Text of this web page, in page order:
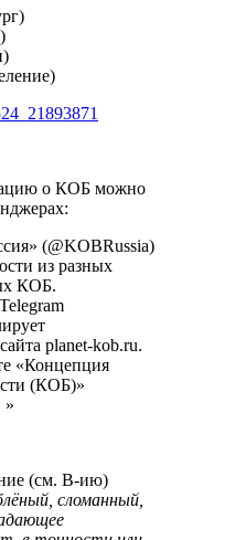
о КОБ можно
(@KOBRussia)
из разных
КОБ.
planet-kob.ru.
«Концепция
(КОБ)»
»
(см. В-ию)
сломанный,